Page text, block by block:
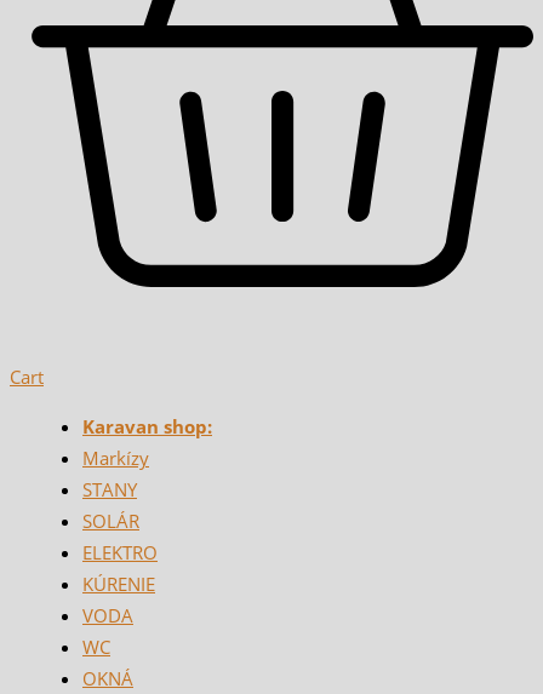
Cart
Karavan shop:
Markízy
STANY
SOLÁR
ELEKTRO
KÚRENIE
VODA
WC
OKNÁ